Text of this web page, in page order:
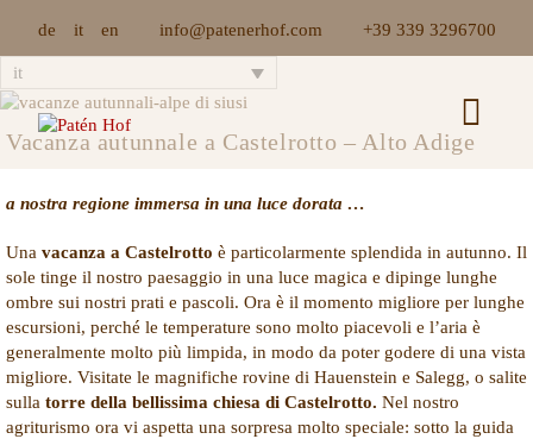
contenuto
de it en info@patenerhof.com +39 339 3296700
it
Vacanza autunnale a Castelrotto – Alto Adige
a nostra regione immersa in una luce dorata …
Una vacanza a Castelrotto è particolarmente splendida in autunno. Il
sole tinge il nostro paesaggio in una luce magica e dipinge lunghe
ombre sui nostri prati e pascoli. Ora è il momento migliore per lunghe
escursioni, perché le temperature sono molto piacevoli e l’aria è
generalmente molto più limpida, in modo da poter godere di una vista
migliore. Visitate le magnifiche rovine di Hauenstein e Salegg, o salite
sulla torre della bellissima chiesa di Castelrotto. Nel nostro
agriturismo ora vi aspetta una sorpresa molto speciale: sotto la guida